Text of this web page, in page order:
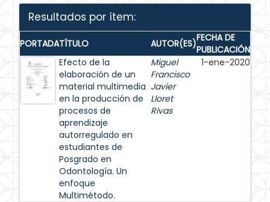
Resultados por ítem:
PORTADATÍTULO AUTOR(ES)FECHA DE
PUBLICACIÓN
Efecto de la
elaboración de un
material multimedia
en la producción de
procesos de
aprendizaje
autorregulado en
estudiantes de
Posgrado en
Odontología. Un
enfoque
Multimétodo.
Miguel
Francisco
Javier
Lloret
Rivas
1-ene-2020